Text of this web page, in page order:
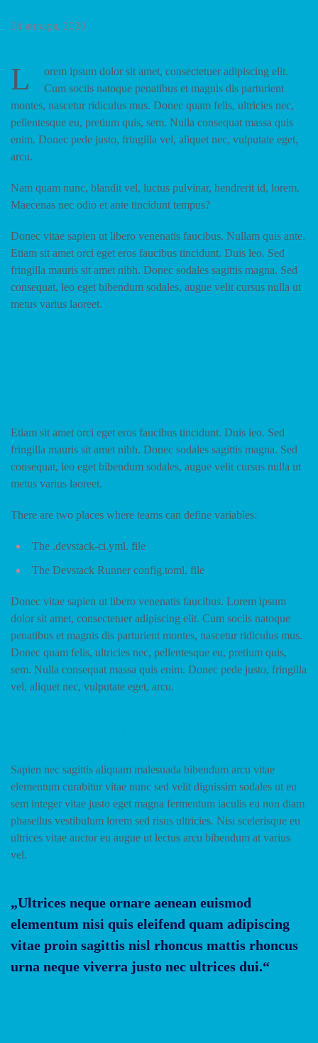
24 января, 2020
L
orem ipsum dolor sit amet, consectetuer adipiscing elit.
Cum sociis natoque penatibus et magnis dis parturient
montes, nascetur ridiculus mus. Donec quam felis, ultricies nec,
pellentesque eu, pretium quis, sem. Nulla consequat massa quis
enim. Donec pede justo, fringilla vel, aliquet nec, vulputate eget,
arcu.
Nam quam nunc, blandit vel, luctus pulvinar, hendrerit id, lorem.
Maecenas nec odio et ante tincidunt tempus?
Donec vitae sapien ut libero venenatis faucibus. Nullam quis ante.
Etiam sit amet orci eget eros faucibus tincidunt. Duis leo. Sed
fringilla mauris sit amet nibh. Donec sodales sagittis magna. Sed
consequat, leo eget bibendum sodales, augue velit cursus nulla ut
metus varius laoreet.
Etiam sit amet orci eget eros faucibus tincidunt. Duis leo. Sed
fringilla mauris sit amet nibh. Donec sodales sagittis magna. Sed
consequat, leo eget bibendum sodales, augue velit cursus nulla ut
metus varius laoreet.
There are two places where teams can define variables:
The .devstack-ci.yml. file
The Devstack Runner config.toml. file
Donec vitae sapien ut libero venenatis faucibus. Lorem ipsum
dolor sit amet, consectetuer adipiscing elit. Cum sociis natoque
penatibus et magnis dis parturient montes, nascetur ridiculus mus.
Donec quam felis, ultricies nec, pellentesque eu, pretium quis,
sem. Nulla consequat massa quis enim. Donec pede justo, fringilla
vel, aliquet nec, vulputate eget, arcu.
Sapien nec sagittis aliquam malesuada bibendum arcu vitae
elementum curabitur vitae nunc sed velit dignissim sodales ut eu
sem integer vitae justo eget magna fermentum iaculis eu non diam
phasellus vestibulum lorem sed risus ultricies. Nisi scelerisque eu
ultrices vitae auctor eu augue ut lectus arcu bibendum at varius
vel.
„Ultrices neque ornare aenean euismod
elementum nisi quis eleifend quam adipiscing
vitae proin sagittis nisl rhoncus mattis rhoncus
urna neque viverra justo nec ultrices dui.“